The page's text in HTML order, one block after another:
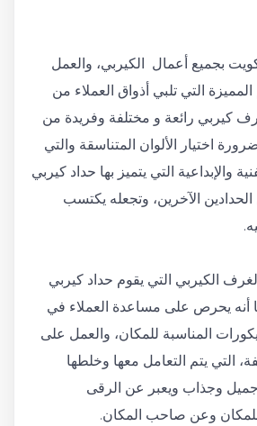
بجميع أعمال الكيربي، والعمل
التي تلبي أذواق العملاء من
كيربي رائعة و مختلفة وفريدة من
اختيار الألوان المتناسقة والتي
والإبداعية التي يتميز بها حداد كيربي
الآخرين، وتجعله يكتسب
الكيربي التي يقوم حداد كيربي
أنه يحرص على مساعدة العملاء في
المناسبة للمكان، والعمل على
التي يتم التعامل معها وخلطها
وجذاب ويعبر عن الرقى
للمكان وعن صاحب المكان.